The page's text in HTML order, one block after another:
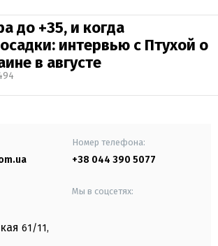
до +35, и когда
интервью с Птухой о
в августе
Номер телефона:
+38 044 390 5077
61/11,
Мы в соцсетях: